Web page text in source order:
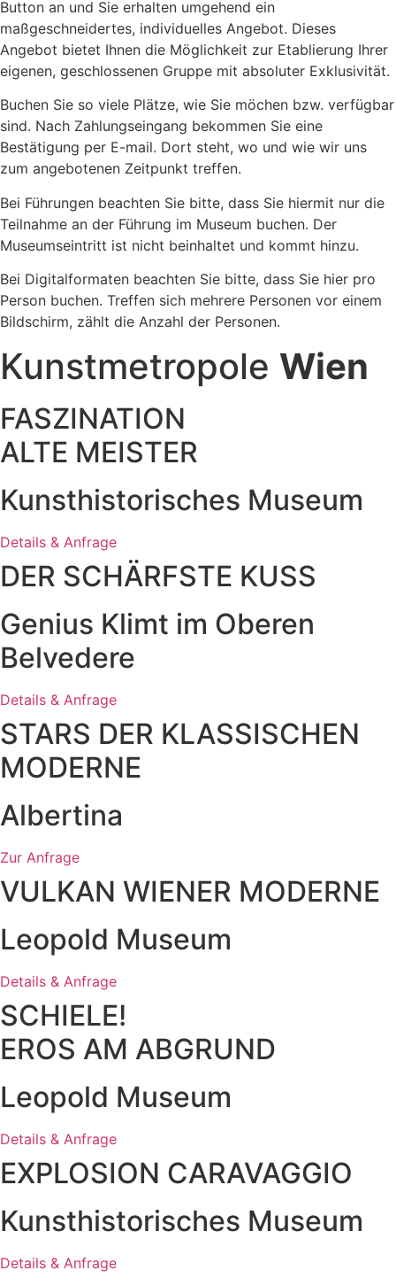
Button an und Sie erhalten umgehend ein
maßgeschneidertes, individuelles Angebot. Dieses
Angebot bietet Ihnen die Möglichkeit zur Etablierung Ihrer
eigenen, geschlossenen Gruppe mit absoluter Exklusivität.
Buchen Sie so viele Plätze, wie Sie möchen bzw. verfügbar
sind. Nach Zahlungseingang bekommen Sie eine
Bestätigung per E-mail. Dort steht, wo und wie wir uns
zum angebotenen Zeitpunkt treffen.
Bei Führungen beachten Sie bitte, dass Sie hiermit nur die
Teilnahme an der Führung im Museum buchen. Der
Museumseintritt ist nicht beinhaltet und kommt hinzu.
Bei Digitalformaten beachten Sie bitte, dass Sie hier pro
Person buchen. Treffen sich mehrere Personen vor einem
Bildschirm, zählt die Anzahl der Personen.
Kunstmetropole Wien
FASZINATION
ALTE MEISTER
Kunsthistorisches Museum
Details & Anfrage
DER SCHÄRFSTE KUSS
Genius Klimt im Oberen
Belvedere
Details & Anfrage
STARS DER KLASSISCHEN
MODERNE
Albertina
Zur Anfrage
VULKAN WIENER MODERNE
Leopold Museum
Details & Anfrage
SCHIELE!
EROS AM ABGRUND
Leopold Museum
Details & Anfrage
EXPLOSION CARAVAGGIO
Kunsthistorisches Museum
Details & Anfrage